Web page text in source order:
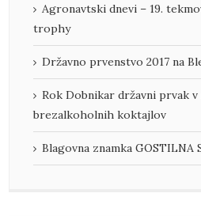
Agronavtski dnevi – 19.
trophy
Državno prvenstvo 2017 na
Rok Dobnikar državni prvak v
brezalkoholnih koktajlov
Blagovna znamka GOSTILNA